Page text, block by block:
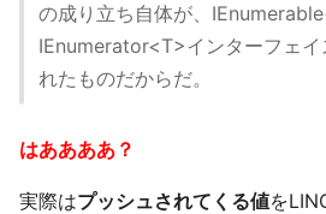
の成り立ち自体が、
IEnumerator<T>インターフェイ
れたものだからだ。
はああああ？
実際はプッシュされてくる値を